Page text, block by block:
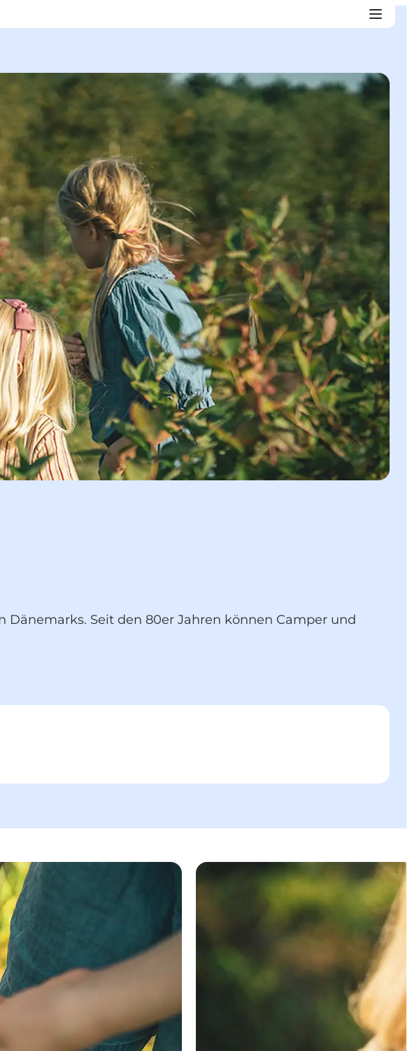
Seit den 80er Jahren können Camper und